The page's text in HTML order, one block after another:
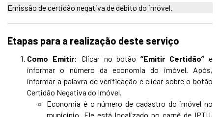
Emissão de certidão negativa de débito do imóvel.
Etapas para a realização deste serviço
Como Emitir: Clicar no botão“Emitir Certidão” e
informar o número da economia do imóvel. Após,
informar a palavra de verificação e clicar sobre o botão
Certidão Negativa do Imóvel.
Economia é o número de cadastro do imóvel no
município. Ele está localizado no carnê de IPTU,